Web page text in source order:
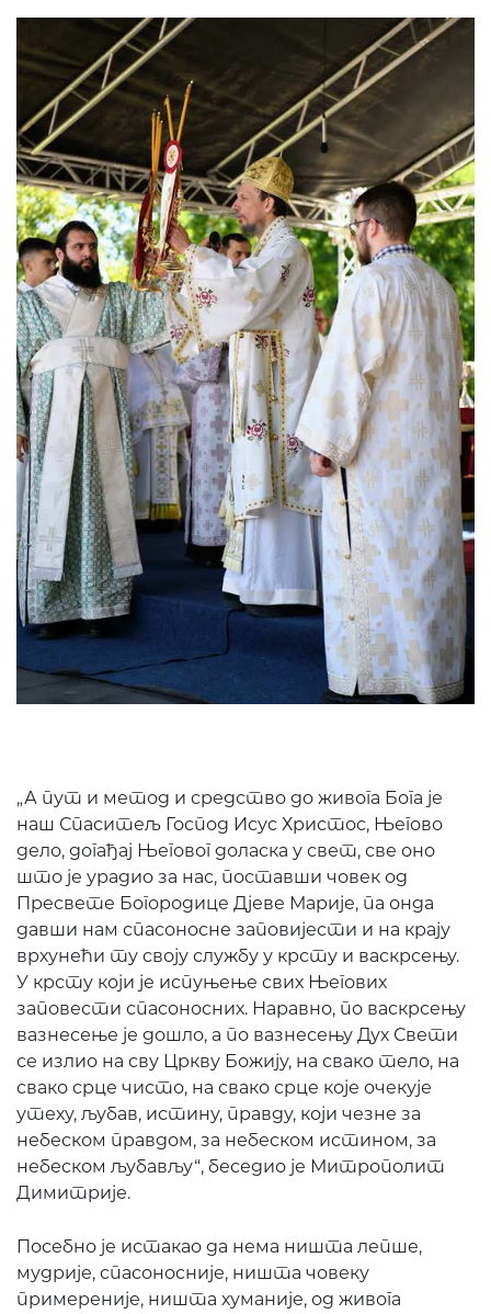
„А пут и метод и средство до живога Бога је
наш Спаситељ Господ Исус Христос, Његово
дело, догађај Његовог доласка у свет, све оно
што је урадио за нас, поставши човек од
Пресвете Богородице Дјеве Марије, па онда
давши нам спасоносне заповијести и на крају
врхунећи ту своју службу у крсту и васкрсењу.
У крсту који је испуњење свих Његових
заповести спасоносних. Наравно, по васкрсењу
вазнесење је дошло, а по вазнесењу Дух Свети
се излио на сву Цркву Божију, на свако тело, на
свако срце чисто, на свако срце које очекује
утеху, љубав, истину, правду, који чезне за
небеском правдом, за небеском истином, за
небеском љубављу“, беседио је Митрополит
Димитрије.
Посебно је истакао да нема ништа лепше,
мудрије, спасоносније, ништа човеку
примереније, ништа хуманије, од живога